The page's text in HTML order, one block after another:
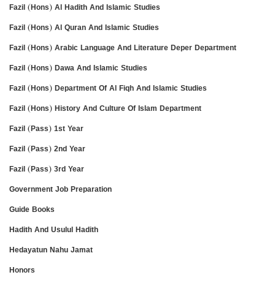
Fazil (Hons) Al Hadith And Islamic Studies
Fazil (Hons) Al Quran And Islamic Studies
Fazil (Hons) Arabic Language And Literature Deper Department
Fazil (Hons) Dawa And Islamic Studies
Fazil (Hons) Department Of Al Fiqh And Islamic Studies
Fazil (Hons) History And Culture Of Islam Department
Fazil (Pass) 1st Year
Fazil (Pass) 2nd Year
Fazil (Pass) 3rd Year
Government Job Preparation
Guide Books
Hadith And Usulul Hadith
Hedayatun Nahu Jamat
Honors